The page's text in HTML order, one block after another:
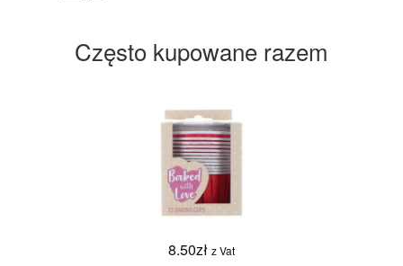
Często kupowane razem
8.50zł z Vat